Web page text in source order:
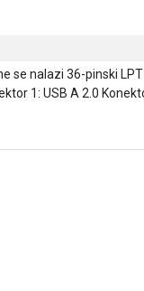
se nalazi 36-pinski
1: USB A 2.0